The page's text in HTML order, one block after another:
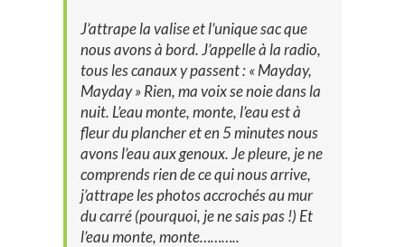
J’attrape la valise et l’unique sac que
nous avons à bord. J’appelle à la radio,
tous les canaux y passent : « Mayday,
Mayday » Rien, ma voix se noie dans la
nuit. L’eau monte, monte, l’eau est à
fleur du plancher et en 5 minutes nous
avons l’eau aux genoux. Je pleure, je ne
comprends rien de ce qui nous arrive,
j’attrape les photos accrochés au mur
du carré (pourquoi, je ne sais pas !) Et
l’eau monte, monte………..